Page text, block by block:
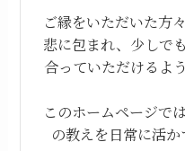
ご縁をいただいた方
悲に包まれ、少しで
合っていただけるよ
このホームページで
の教えを日常に活か